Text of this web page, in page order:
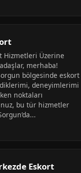
Hizmetleri Üzerine
merhaba!
bölgesinde eskort
deneyimlerimi
noktaları
bu tür hizmetler
Eskort